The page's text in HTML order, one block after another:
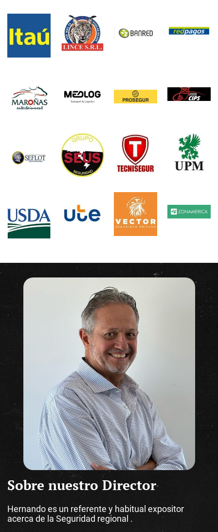
Sobre nuestro Director
Hernando es un referente y habitual expositor
acerca de la Seguridad regional .